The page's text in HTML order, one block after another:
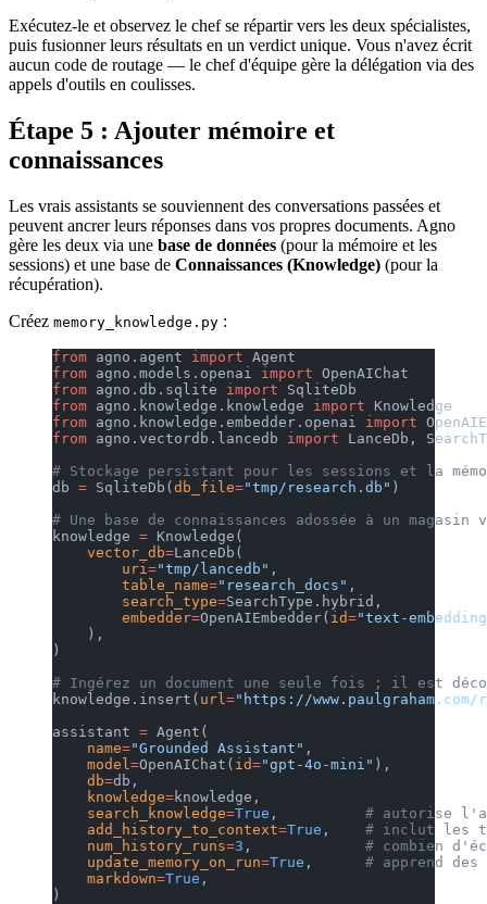
Exécutez-le et observez le chef se répartir vers les deux spécialistes,
puis fusionner leurs résultats en un verdict unique. Vous n'avez écrit
aucun code de routage — le chef d'équipe gère la délégation via des
appels d'outils en coulisses.
Étape 5 : Ajouter mémoire et
connaissances
Les vrais assistants se souviennent des conversations passées et
peuvent ancrer leurs réponses dans vos propres documents. Agno
gère les deux via une base de données (pour la mémoire et les
sessions) et une base de Connaissances (Knowledge) (pour la
récupération).
Créez memory_knowledge.py :
from agno.agent import Agent
from agno.models.openai import OpenAIChat
from agno.db.sqlite import SqliteDb
from agno.knowledge.knowledge import Knowledge
from agno.knowledge.embedder.openai import
from agno.vectordb.lancedb import LanceDb,
# Stockage persistant pour les sessions et la
db = SqliteDb( db_file="tmp/research.db" )
# Une base de connaissances adossée à un magasin
knowledge = Knowledge(
    vector_db
=LanceDb(
        uri
="tmp/lancedb" ,
        table_name
="research_docs" ,
        search_type
=SearchType.hybrid,
        embedder
=OpenAIEmbedder( id="text-
    ),
)
# Ingérez un document une seule fois ; il est
knowledge.insert( url="https://
assistant = Agent(
    name
="Grounded Assistant" ,
    model
=OpenAIChat( id="gpt-4o-mini" ),
    db
=db,
    knowledge
=knowledge,
    search_knowledge
=True , # autorise
    add_history_to_context
=True , # inclut les
    num_history_runs
=3 , # combien
    update_memory_on_run
=True , # apprend
    markdown
=True ,
)